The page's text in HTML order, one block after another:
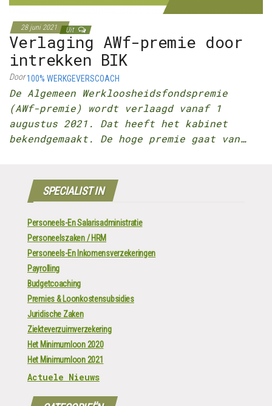
28 juni 2021 Uit
Verlaging AWf-premie door
intrekken BIK
Door100% WERKGEVERSCOACH
De Algemeen Werkloosheidsfondspremie
(AWf-premie) wordt verlaagd vanaf 1
augustus 2021. Dat heeft het kabinet
bekendgemaakt. De hoge premie gaat van…
SPECIALIST IN
Personeels-En Salarisadministratie
Personeelszaken / HRM
Personeels-En Inkomensverzekeringen
Payrolling
Budgetcoaching
Premies & Loonkostensubsidies
Juridische Zaken
Ziekteverzuimverzekering
Het Minimumloon 2020
Het Minimumloon 2021
Actuele Nieuws